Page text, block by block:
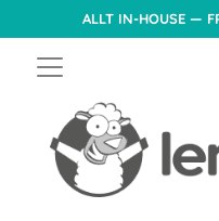
ALLT IN-HOUSE —